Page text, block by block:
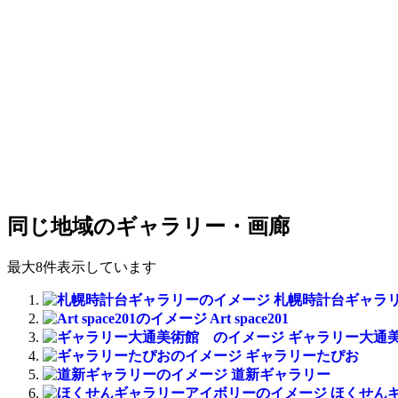
同じ地域のギャラリー・画廊
最大8件表示しています
札幌時計台ギャラ
Art space201
ギャラリー大通
ギャラリーたぴお
道新ギャラリー
ほくせん